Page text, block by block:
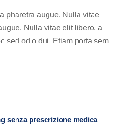
pharetra augue. Nulla vitae
Nulla vitae elit libero, a
sed odio dui. Etiam porta sem
senza prescrizione medica